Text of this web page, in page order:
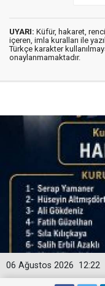
UYARI: Küfür, hakaret,
içeren, imla kuralları ile
Türkçe karakter
onaylanmamaktadır.
12:22
06 Ağustos 2026